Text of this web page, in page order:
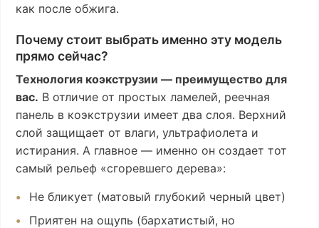
как после обжига.
Почему стоит выбрать именно эту модель
прямо сейчас?
Технология коэкструзии — преимущество для
вас. В отличие от простых ламелей, реечная
панель в коэкструзии имеет два слоя. Верхний
слой защищает от влаги, ультрафиолета и
истирания. А главное — именно он создает тот
самый рельеф «сгоревшего дерева»:
Не бликует (матовый глубокий черный цвет)
Приятен на ощупь (бархатистый, но